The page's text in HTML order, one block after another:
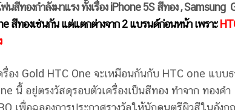
นสีทองกำลังมาแรง ทั้งเรื่อง iPhone 5S สีทอง , Samsung
สีทองเช่นกัน แต่แตกต่างจาก 2 แบรนด์ก่อนหน้า เพราะ
รื่อง Gold HTC One จะเหมือนกันกับ HTC one แบบ
นี้ อยู่ตรงวัสดุรอบตัวเครื่องเป็นสีทอง ทำจาก ทองค
เพื่อฉลองการประกาศรางวัลให้นักดนตรีผิวสีในอัง